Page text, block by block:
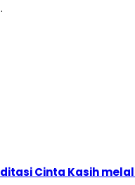
Cinta Kasih